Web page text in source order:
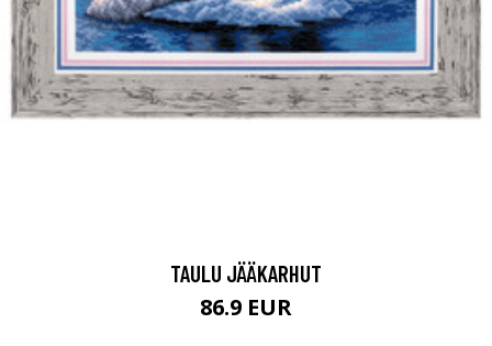
TAULU JÄÄKARHUT
86.9 EUR